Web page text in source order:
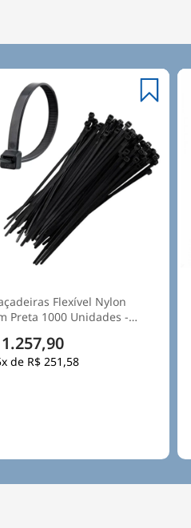
Tomada 4 Saídas
250V 10A Branco - Daneva
de R$ 3,78